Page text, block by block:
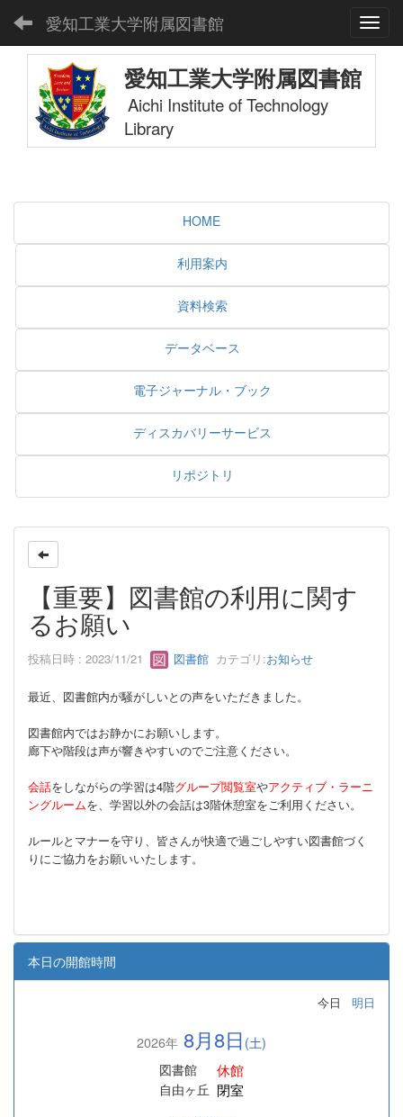
愛知工業大学附属図書館
愛知工業大学附属図書館
Aichi Institute of Technology
Library
HOME
利用案内
資料検索
データベース
電子ジャーナル・ブック
ディスカバリーサービス
リポジトリ
【重要】図書館の利用に関す
るお願い
投稿日時 : 2023/11/21 図書館 カテゴリ:お知らせ
最近、図書館内が騒がしいとの声をいただきました。
図書館内ではお静かにお願いします。
廊下や階段は声が響きやすいのでご注意ください。
会話をしながらの学習は4階グループ閲覧室やアクティブ・ラーニ
ングルームを、学習以外の会話は3階休憩室をご利用ください。
ルールとマナーを守り、皆さんが快適で過ごしやすい図書館づく
りにご協力をお願いいたします。
本日の開館時間
今日 明日
2026年 8月8日 (土)
図書館
休館
自由ヶ丘 閉室